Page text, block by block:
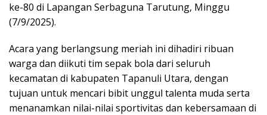
ke-80 di Lapangan Serbaguna Tarutung, Minggu
(7/9/2025).
Acara yang berlangsung meriah ini dihadiri ribuan
warga dan diikuti tim sepak bola dari seluruh
kecamatan di kabupaten Tapanuli Utara, dengan
tujuan untuk mencari bibit unggul talenta muda serta
menanamkan nilai-nilai sportivitas dan kebersamaan di